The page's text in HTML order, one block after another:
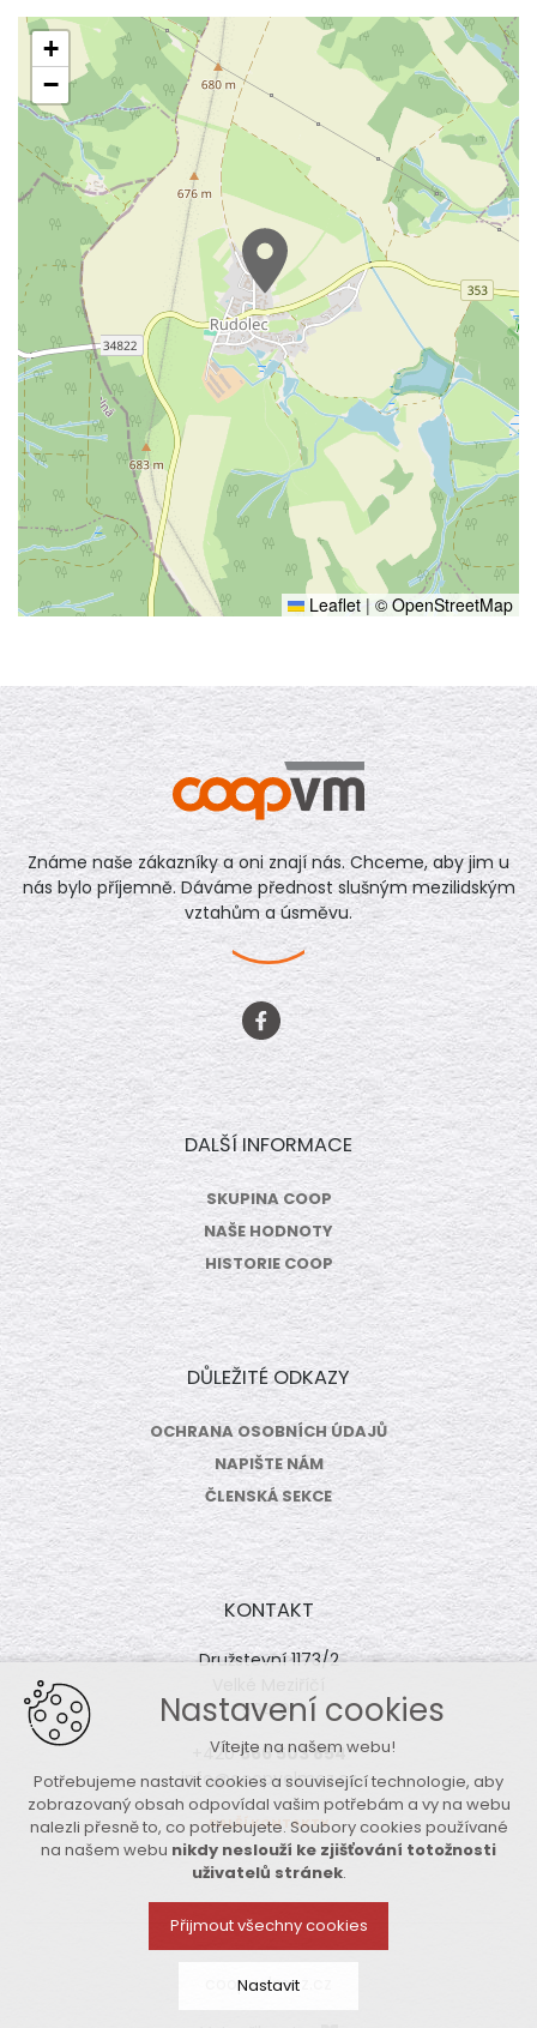
+
−
Leaflet | © OpenStreetMap
Známe naše zákazníky a oni znají nás. Chceme, aby jim u
nás bylo příjemně. Dáváme přednost slušným mezilidským
vztahům a úsměvu.
DALŠÍ INFORMACE
SKUPINA COOP
NAŠE HODNOTY
HISTORIE COOP
DŮLEŽITÉ ODKAZY
OCHRANA OSOBNÍCH ÚDAJŮ
NAPIŠTE NÁM
ČLENSKÁ SEKCE
KONTAKT
Družstevní 1173/2
594 01
+420566 503 854
info@coopvelmez.cz
DALŠÍ KONTAKTY
coopvelmez.cz
Nastavení cookies
Vítejte na našem webu!
Potřebujeme nastavit cookies a související technologie, aby
zobrazovaný obsah odpovídal vašim potřebám a vy na webu
nalezli přesně to, co potřebujete. Soubory cookies používané
na našem webu nikdy neslouží ke zjišťování totožnosti
uživatelů stránek.
Přijmout všechny cookies
Nastavit